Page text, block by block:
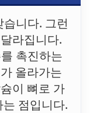
니다. 그런
라집니다.
촉진하는
올라가는
이 뼈로 가
점입니다.